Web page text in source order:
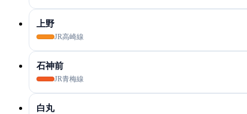
上野
JR高崎線
石神前
JR青梅線
白丸